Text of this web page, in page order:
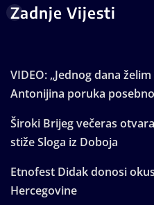
Zadnje Vijesti
VIDEO: „Jednog dana
Antonijina poruka
Široki Brijeg večeras
stiže Sloga iz Doboja
Etnofest Didak donosi
Hercegovine